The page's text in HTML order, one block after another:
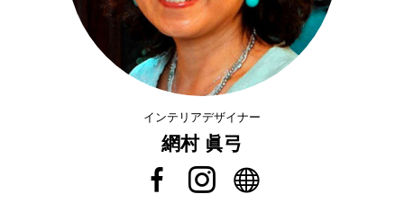
インテリアデザイナー
網村 眞弓